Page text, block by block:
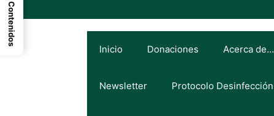
Inicio Donaciones Acerca de…
Newsletter Protocolo Desinfección